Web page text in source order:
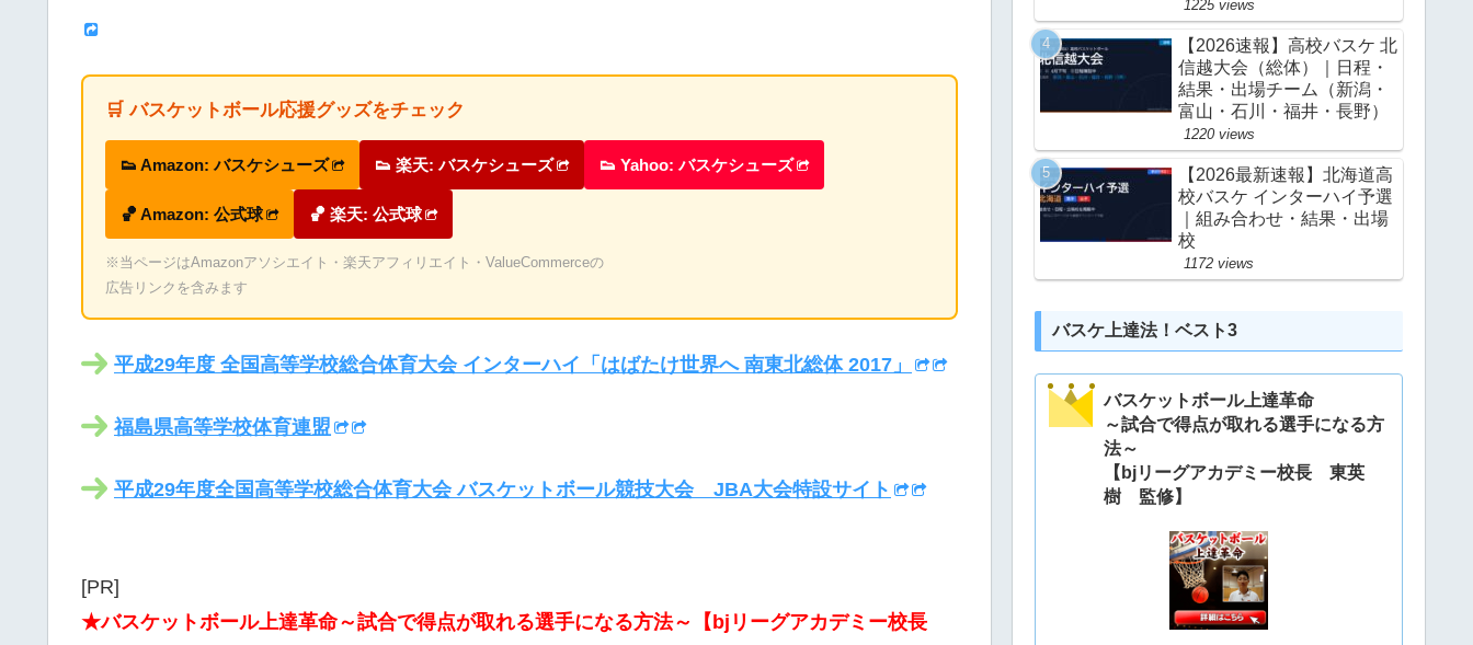
🛒 バスケットボール応援グッズをチェック
👟 Amazon: バスケシューズ 👟 楽天: バスケシューズ 👟 Yahoo: バスケシューズ
🏀 Amazon: 公式球 🏀 楽天: 公式球
※当ページはAmazonアソシエイト・楽天アフィリエイト・ValueCommerceの
広告リンクを含みます
平成29年度 全国高等学校総合体育大会 インターハイ「はばたけ世界へ 南東北総体 2017」
福島県高等学校体育連盟
平成29年度全国高等学校総合体育大会 バスケットボール競技大会 JBA大会特設サイト
[PR]
★バスケットボール上達革命～試合で得点が取れる選手になる方法～【bjリーグアカデミー校長
1225 views
【2026速報】高校バスケ 北
信越大会（総体）｜日程・
結果・出場チーム（新潟・
富山・石川・福井・長野）
1220 views
【2026最新速報】北海道高
校バスケ インターハイ予選
｜組み合わせ・結果・出場
校
1172 views
バスケ上達法！ベスト3
バスケットボール上達革命
～試合で得点が取れる選手になる方
法～
【bjリーグアカデミー校長 東英
樹 監修】